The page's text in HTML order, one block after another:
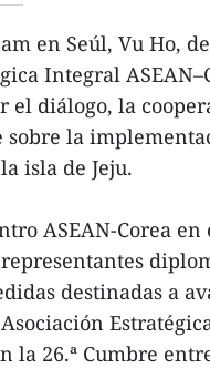
en Seúl, Vu Ho,
Integral
el diálogo, la
la
isla de Jeju.
ASEAN-Corea
destinadas a
la 26.ª Cumbre